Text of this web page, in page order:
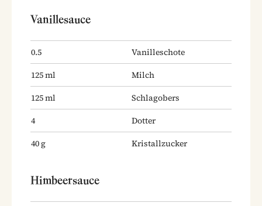
Vanillesauce
0.5
Vanilleschote
125ml
Milch
125ml
Schlagobers
4
Dotter
40g Kristallzucker
Himbeersauce